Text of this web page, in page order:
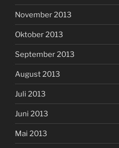
November 2013
Oktober 2013
September 2013
August 2013
Juli 2013
Juni 2013
Mai 2013